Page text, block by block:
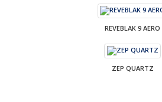
REVEBLAK 9 AERO
ZEP QUARTZ